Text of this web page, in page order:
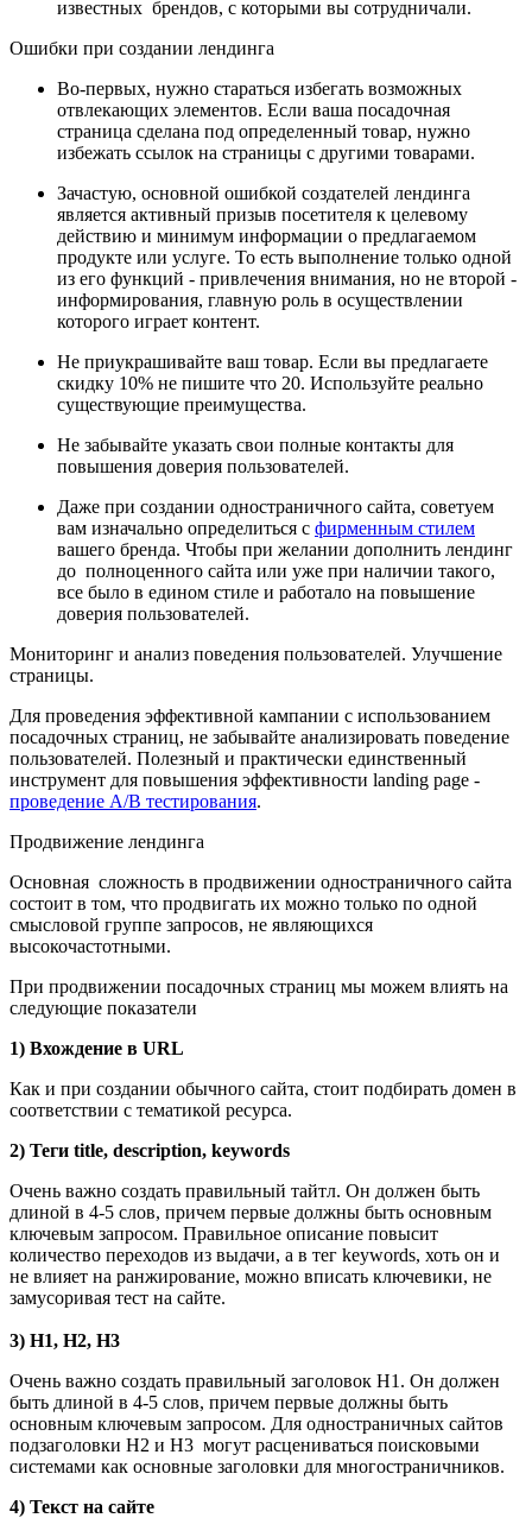
известных брендов, с которыми вы сотрудничали.
Ошибки при создании лендинга
Во-первых, нужно стараться избегать возможных
отвлекающих элементов. Если ваша посадочная
страница сделана под определенный товар, нужно
избежать ссылок на страницы с другими товарами.
Зачастую, основной ошибкой создателей лендинга
является активный призыв посетителя к целевому
действию и минимум информации о предлагаемом
продукте или услуге. То есть выполнение только одной
из его функций - привлечения внимания, но не второй -
информирования, главную роль в осуществлении
которого играет контент.
Не приукрашивайте ваш товар. Если вы предлагаете
скидку 10% не пишите что 20. Используйте реально
существующие преимущества.
Не забывайте указать свои полные контакты для
повышения доверия пользователей.
Даже при создании одностраничного сайта, советуем
вам изначально определиться с фирменным стилем
вашего бренда. Чтобы при желании дополнить лендинг
до полноценного сайта или уже при наличии такого,
все было в едином стиле и работало на повышение
доверия пользователей.
Мониторинг и анализ поведения пользователей. Улучшение
страницы.
Для проведения эффективной кампании с использованием
посадочных страниц, не забывайте анализировать поведение
пользователей. Полезный и практически единственный
инструмент для повышения эффективности landing page -
проведение A/B тестирования.
Продвижение лендинга
Основная сложность в продвижении одностраничного сайта
состоит в том, что продвигать их можно только по одной
смысловой группе запросов, не являющихся
высокочастотными.
При продвижении посадочных страниц мы можем влиять на
следующие показатели
1) Вхождение в URL
Как и при создании обычного сайта, стоит подбирать домен в
соответствии с тематикой ресурса.
2) Теги title, description, keywords
Очень важно создать правильный тайтл. Он должен быть
длиной в 4-5 слов, причем первые должны быть основным
ключевым запросом. Правильное описание повысит
количество переходов из выдачи, а в тег keywords, хоть он и
не влияет на ранжирование, можно вписать ключевики, не
замусоривая тест на сайте.
3) H1, H2, H3
Очень важно создать правильный заголовок H1. Он должен
быть длиной в 4-5 слов, причем первые должны быть
основным ключевым запросом. Для одностраничных сайтов
подзаголовки H2 и H3 могут расцениваться поисковыми
системами как основные заголовки для многостраничников.
4) Текст на сайте